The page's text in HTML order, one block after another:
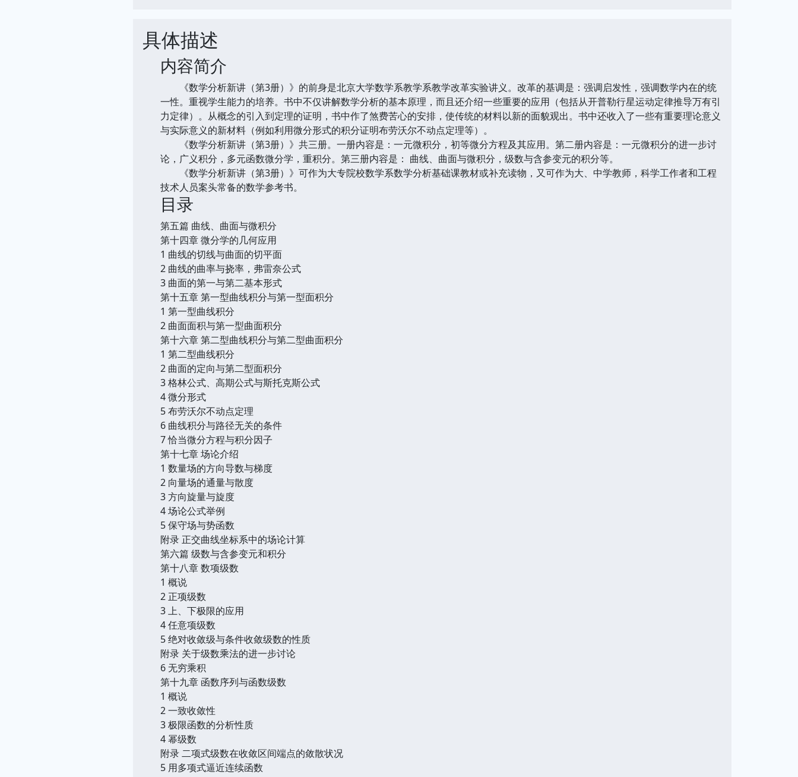
具体描述
内容简介
《数学分析新讲（第3册）》的前身是北京大学数学系教学系教学改革实验讲义。改革的基调是：强调启发性，强调数学内在的统
一性。重视学生能力的培养。书中不仅讲解数学分析的基本原理，而且还介绍一些重要的应用（包括从开普勒行星运动定律推导万有引
力定律）。从概念的引入到定理的证明，书中作了煞费苦心的安排，使传统的材料以新的面貌观出。书中还收入了一些有重要理论意义
与实际意义的新材料（例如利用微分形式的积分证明布劳沃尔不动点定理等）。
《数学分析新讲（第3册）》共三册。一册内容是：一元微积分，初等微分方程及其应用。第二册内容是：一元微积分的进一步讨
论，广义积分，多元函数微分学，重积分。第三册内容是： 曲线、曲面与微积分，级数与含参变元的积分等。
《数学分析新讲（第3册）》可作为大专院校数学系数学分析基础课教材或补充读物，又可作为大、中学教师，科学工作者和工程
技术人员案头常备的数学参考书。
目录
第五篇 曲线、曲面与微积分
第十四章 微分学的几何应用
1 曲线的切线与曲面的切平面
2 曲线的曲率与挠率，弗雷奈公式
3 曲面的第一与第二基本形式
第十五章 第一型曲线积分与第一型面积分
1 第一型曲线积分
2 曲面面积与第一型曲面积分
第十六章 第二型曲线积分与第二型曲面积分
1 第二型曲线积分
2 曲面的定向与第二型面积分
3 格林公式、高期公式与斯托克斯公式
4 微分形式
5 布劳沃尔不动点定理
6 曲线积分与路径无关的条件
7 恰当微分方程与积分因子
第十七章 场论介绍
1 数量场的方向导数与梯度
2 向量场的通量与散度
3 方向旋量与旋度
4 场论公式举例
5 保守场与势函数
附录 正交曲线坐标系中的场论计算
第六篇 级数与含参变元和积分
第十八章 数项级数
1 概说
2 正项级数
3 上、下极限的应用
4 任意项级数
5 绝对收敛级与条件收敛级数的性质
附录 关于级数乘法的进一步讨论
6 无穷乘积
第十九章 函数序列与函数级数
1 概说
2 一致收敛性
3 极限函数的分析性质
4 幂级数
附录 二项式级数在收敛区间端点的敛散状况
5 用多项式逼近连续函数